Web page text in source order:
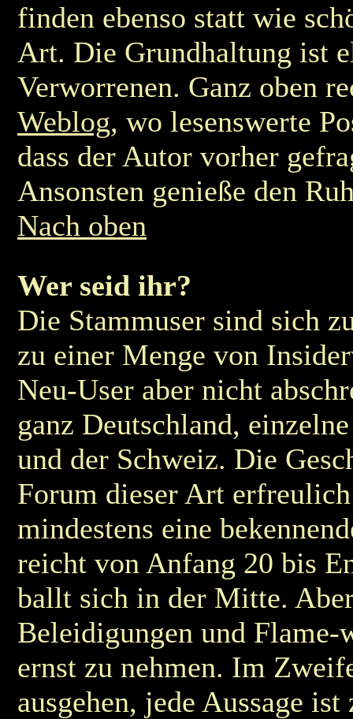
finden ebenso statt wie
Art. Die Grundhaltung ist
Verworrenen. Ganz oben
Weblog, wo lesenswerte
dass der Autor vorher
Ansonsten genieße den
Nach oben
Wer seid ihr?
Die Stammuser sind sich
zu einer Menge von
Neu-User aber nicht
ganz Deutschland,
und der Schweiz. Die
Forum dieser Art
mindestens eine
reicht von Anfang 20 bis
ballt sich in der Mitte.
Beleidigungen und
ernst zu nehmen. Im
ausgehen, jede Aussage